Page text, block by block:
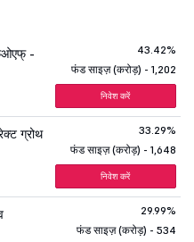
-
43.42%
फंड साइज़ (करोड़) - 1,202
निवेश करें
ग्रोथ
33.29%
फंड साइज़ (करोड़) - 1,648
निवेश करें
29.99%
फंड साइज़ (करोड़) - 534